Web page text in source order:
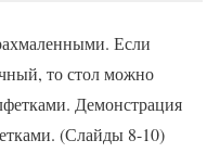
Если
то стол можно
Демонстрация
(Слайды 8-10)